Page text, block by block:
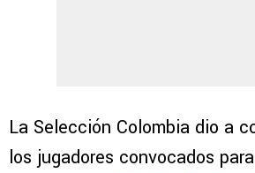
La Selección Colombia dio a
los jugadores convocados